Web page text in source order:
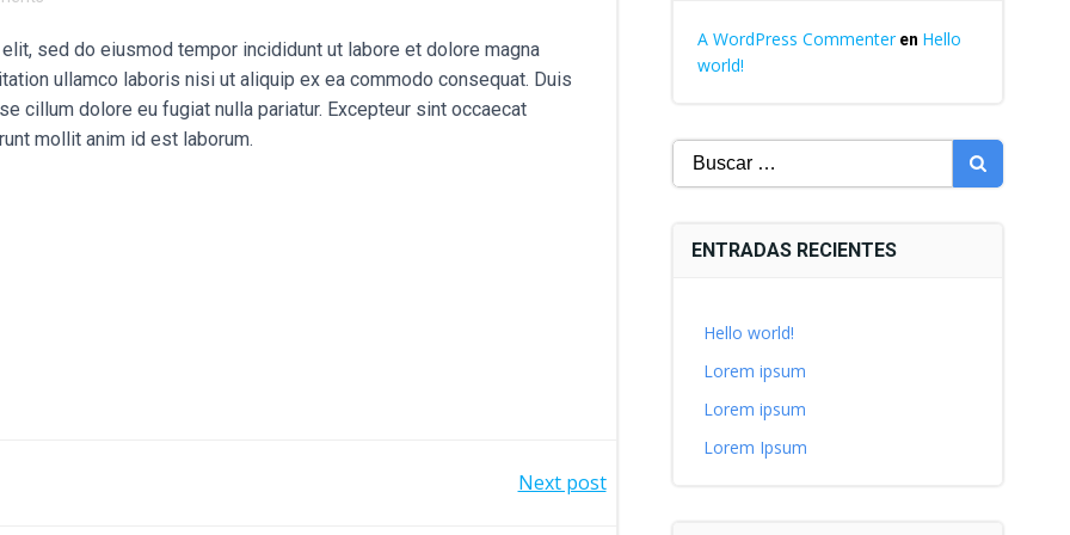
sed do eiusmod tempor incididunt ut labore et dolore magna
ullamco laboris nisi ut aliquip ex ea commodo consequat. Duis
cillum dolore eu fugiat nulla pariatur. Excepteur sint occaecat
mollit anim id est laborum.
Next post
A WordPress Commenteren Hello
world!
Buscar:
ENTRADAS RECIENTES
Hello world!
Lorem ipsum
Lorem ipsum
Lorem Ipsum